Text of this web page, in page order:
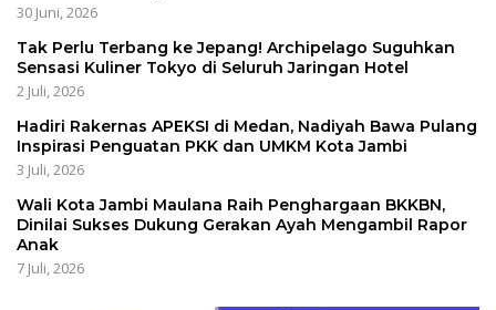
30 Juni, 2026
Tak Perlu Terbang ke Jepang! Archipelago Suguhkan
Sensasi Kuliner Tokyo di Seluruh Jaringan Hotel
2 Juli, 2026
Hadiri Rakernas APEKSI di Medan, Nadiyah Bawa Pulang
Inspirasi Penguatan PKK dan UMKM Kota Jambi
3 Juli, 2026
Wali Kota Jambi Maulana Raih Penghargaan BKKBN,
Dinilai Sukses Dukung Gerakan Ayah Mengambil Rapor
Anak
7 Juli, 2026